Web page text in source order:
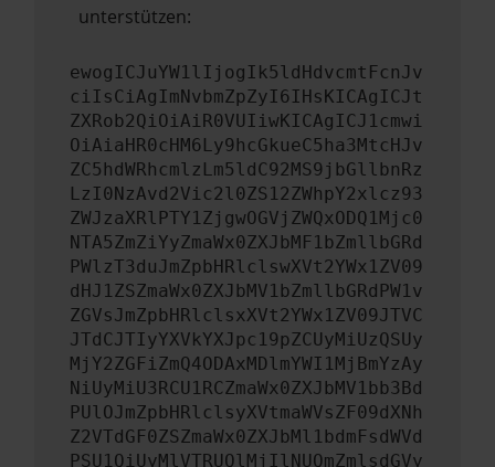
unterstützen:
ewogICJuYW1lIjogIk5ldHdvcmtFcnJv
ciIsCiAgImNvbmZpZyI6IHsKICAgICJt
ZXRob2QiOiAiR0VUIiwKICAgICJ1cmwi
OiAiaHR0cHM6Ly9hcGkueC5ha3MtcHJv
ZC5hdWRhcmlzLm5ldC92MS9jbGllbnRz
LzI0NzAvd2Vic2l0ZS12ZWhpY2xlcz93
ZWJzaXRlPTY1ZjgwOGVjZWQxODQ1Mjc0
NTA5ZmZiYyZmaWx0ZXJbMF1bZmllbGRd
PWlzT3duJmZpbHRlclswXVt2YWx1ZV09
dHJ1ZSZmaWx0ZXJbMV1bZmllbGRdPW1v
ZGVsJmZpbHRlclsxXVt2YWx1ZV09JTVC
JTdCJTIyYXVkYXJpc19pZCUyMiUzQSUy
MjY2ZGFiZmQ4ODAxMDlmYWI1MjBmYzAy
NiUyMiU3RCU1RCZmaWx0ZXJbMV1bb3Bd
PUlOJmZpbHRlclsyXVtmaWVsZF09dXNh
Z2VTdGF0ZSZmaWx0ZXJbMl1bdmFsdWVd
PSU1QiUyMlVTRUQlMjIlNUQmZmlsdGVy